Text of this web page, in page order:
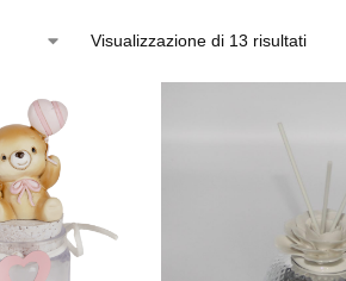
Visualizzazione di 13 risultati